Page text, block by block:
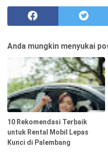
Anda mungkin menyukai
10 Rekomendasi Terbaik
untuk Rental Mobil Lepas
Kunci di Palembang